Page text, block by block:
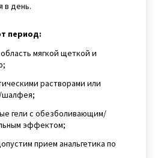
в день.
период:
мягкой щеткой и
растворами или
шалфея;
гели с обезболивающим/
эффектом;
прием анальгетика по